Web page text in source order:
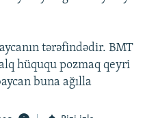
tərəfindədir. BMT
hüququ pozmaq qeyri
buna ağılla